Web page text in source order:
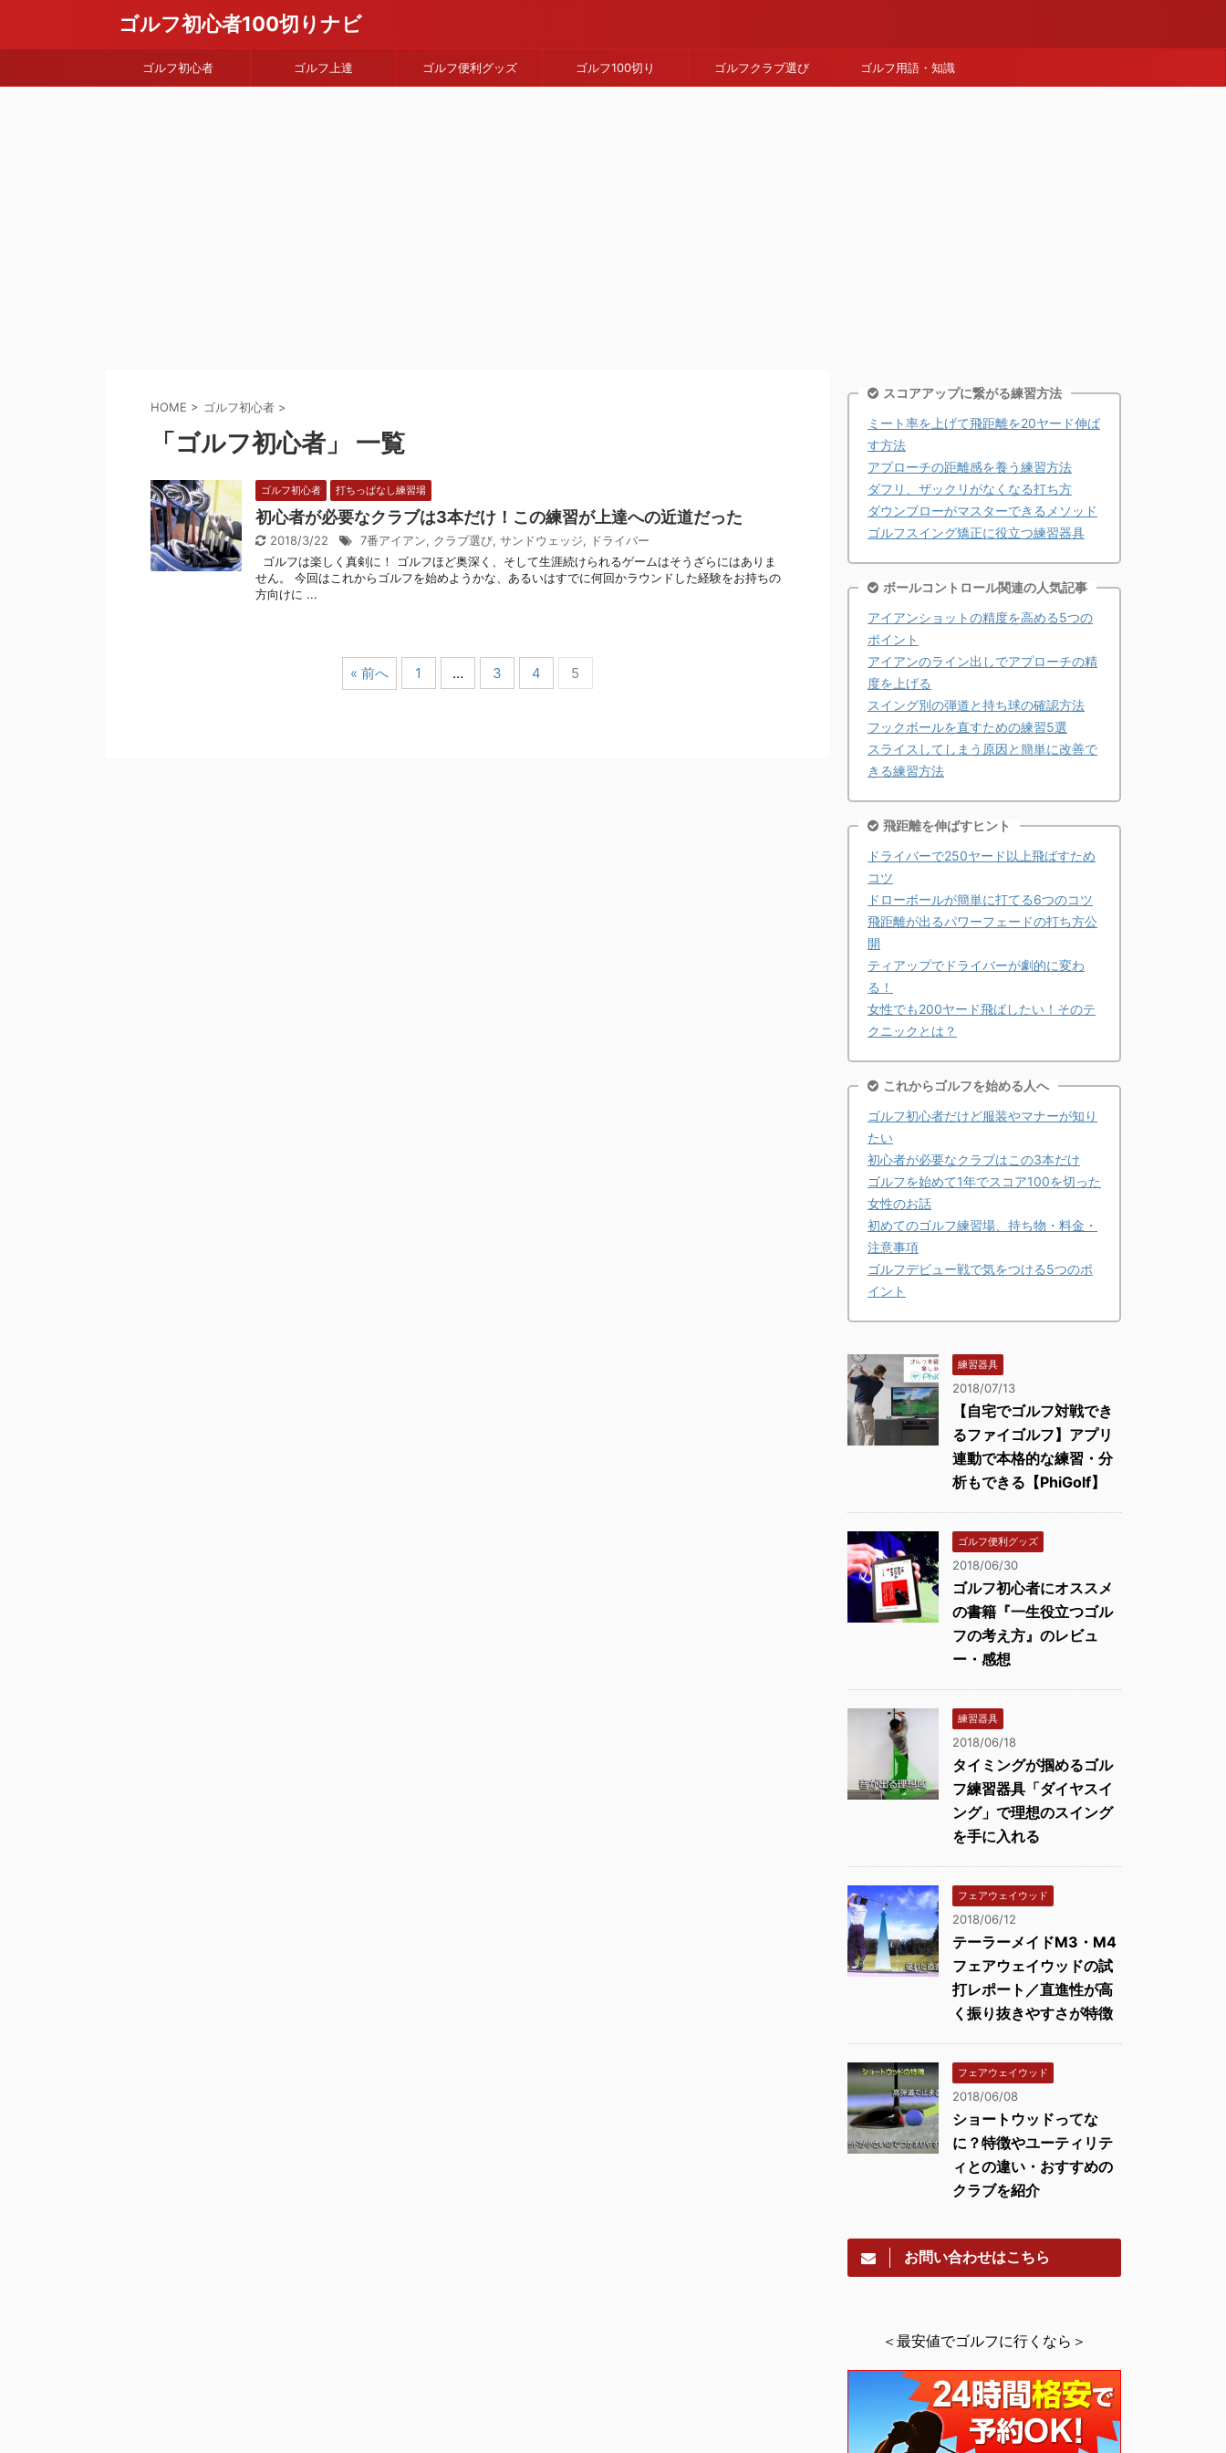
ゴルフ初心者100切りナビ
ゴルフ初心者 ゴルフ上達 ゴルフ便利グッズ ゴルフ100切り ゴルフクラブ選び ゴルフ用語・知識
HOME > ゴルフ初心者 >
「ゴルフ初心者」 一覧
ゴルフ初心者 打ちっぱなし練習場
初心者が必要なクラブは3本だけ！この練習が上達への近道だった
2018/3/22 7番アイアン, クラブ選び, サンドウェッジ, ドライバー
ゴルフは楽しく真剣に！ ゴルフほど奥深く、そして生涯続けられるゲームはそうざらにはありま
せん。 今回はこれからゴルフを始めようかな、あるいはすでに何回かラウンドした経験をお持ちの
方向けに ...
« 前へ 1 … 3 4 5
スコアアップに繋がる練習方法
ミート率を上げて飛距離を20ヤード伸ば
す方法
アプローチの距離感を養う練習方法
ダフリ、ザックリがなくなる打ち方
ダウンブローがマスターできるメソッド
ゴルフスイング矯正に役立つ練習器具
ボールコントロール関連の人気記事
アイアンショットの精度を高める5つの
ポイント
アイアンのライン出しでアプローチの精
度を上げる
スイング別の弾道と持ち球の確認方法
フックボールを直すための練習5選
スライスしてしまう原因と簡単に改善で
きる練習方法
飛距離を伸ばすヒント
ドライバーで250ヤード以上飛ばすため
コツ
ドローボールが簡単に打てる6つのコツ
飛距離が出るパワーフェードの打ち方公
開
ティアップでドライバーが劇的に変わ
る！
女性でも200ヤード飛ばしたい！そのテ
クニックとは？
これからゴルフを始める人へ
ゴルフ初心者だけど服装やマナーが知り
たい
初心者が必要なクラブはこの3本だけ
ゴルフを始めて1年でスコア100を切った
女性のお話
初めてのゴルフ練習場、持ち物・料金・
注意事項
ゴルフデビュー戦で気をつける5つのポ
イント
練習器具
2018/07/13
【自宅でゴルフ対戦でき
るファイゴルフ】アプリ
連動で本格的な練習・分
析もできる【PhiGolf】
ゴルフ便利グッズ
2018/06/30
ゴルフ初心者にオススメ
の書籍『一生役立つゴル
フの考え方』のレビュ
ー・感想
練習器具
2018/06/18
タイミングが掴めるゴル
フ練習器具「ダイヤスイ
ング」で理想のスイング
を手に入れる
フェアウェイウッド
2018/06/12
テーラーメイドM3・M4
フェアウェイウッドの試
打レポート／直進性が高
く振り抜きやすさが特徴
フェアウェイウッド
2018/06/08
ショートウッドってな
に？特徴やユーティリテ
ィとの違い・おすすめの
クラブを紹介
お問い合わせはこちら
＜最安値でゴルフに行くなら＞